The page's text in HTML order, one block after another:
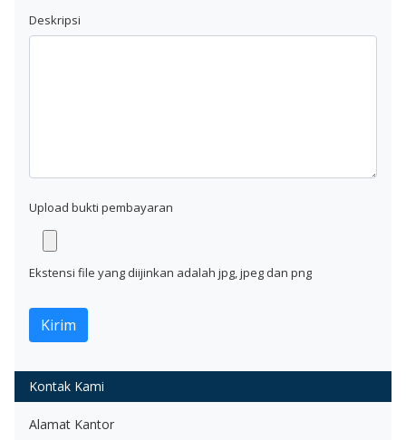
Deskripsi
Upload bukti pembayaran
Ekstensi file yang diijinkan adalah jpg, jpeg dan png
Kontak Kami
Alamat Kantor